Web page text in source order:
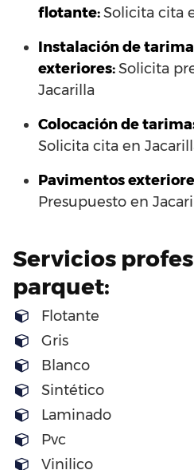
flotante:Solicita cita
Instalación de
exteriores:Solicita
Jacarilla
Colocación de
Solicita cita en
Pavimentos
Presupuesto en
Servicios
parquet:
Flotante
Gris
Blanco
Sintético
Laminado
Pvc
Vinilico